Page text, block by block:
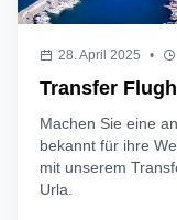
28. April 2025 •
Transfer
Machen Sie eine
bekannt für ihre
mit unserem
Urla.